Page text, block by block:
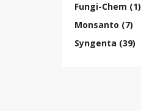
Fungi-Chem (1)
Monsanto (7)
Syngenta (39)